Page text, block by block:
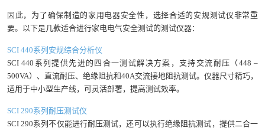
因此，为了确保制造的家用电器安全性，选择合适的安规测试仪非常重
要。以下是几款适合进行家电电气安全测试的测试仪器：
SCI 440系列安规综合分析仪
SCI 440系列提供先进的四合一测试解决方案，支持交流耐压（448 –
500VA）、直流耐压、绝缘阻抗和40A交流接地阻抗测试。仪器尺寸精巧，
适用于中小型生产线，可灵活部署，提高测试效率。
SCI 290系列耐压测试仪
SCI 290系列不仅能进行耐压测试，还可以执行绝缘阻抗测试，提供二合一